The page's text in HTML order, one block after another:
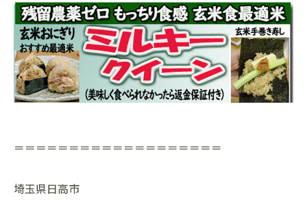
＝＝＝＝＝＝＝＝＝＝＝＝＝＝＝＝＝＝＝
埼玉県日高市